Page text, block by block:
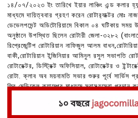
১৪/০৭/২০২৩ ইং তারিখে ইয়ার লাঞ্চিং এন্ড কলার
মাধ্যমে দায়িত্ববার গ্রহণ করেন রোটার‍্যাক্টর মোঃ
ডেভেলপমেন্ট অডিটোরিয়ামে বিকাল ০৪ ঘটিকায়
অনুষ্ঠানে উপস্থিত ছিলেন রোটারী জেলা-৩২৮২
রিপ্রেজেন্টিপ রোটারিয়ান নাফিজুল আলম
বাকী,রোটারিয়ান ইন্জিনিয়ার আমিনুল রসুল সভাপতি
রোটারেক্টর, ডিস্ট্রিক্ট অফিসিয়াল, রোটারেক্টর ও
রোটা. ক্লাব অব ময়নামতি সভার শুরুর পূর্বে সার্ভিস
ফ্রি মেডিকেল ক্যাম্পের মাধ্যমে স্বাস্থ্যসেবা প্রদান